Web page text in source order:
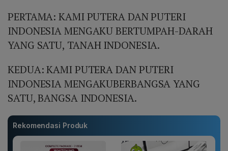
PERTAMA: KAMI PUTERA DAN PUTERI
INDONESIA MENGAKU BERTUMPAH-DARAH
YANG SATU, TANAH INDONESIA.
KEDUA: KAMI PUTERA DAN PUTERI
INDONESIA MENGAKUBERBANGSA YANG
SATU, BANGSA INDONESIA.
Rekomendasi Produk